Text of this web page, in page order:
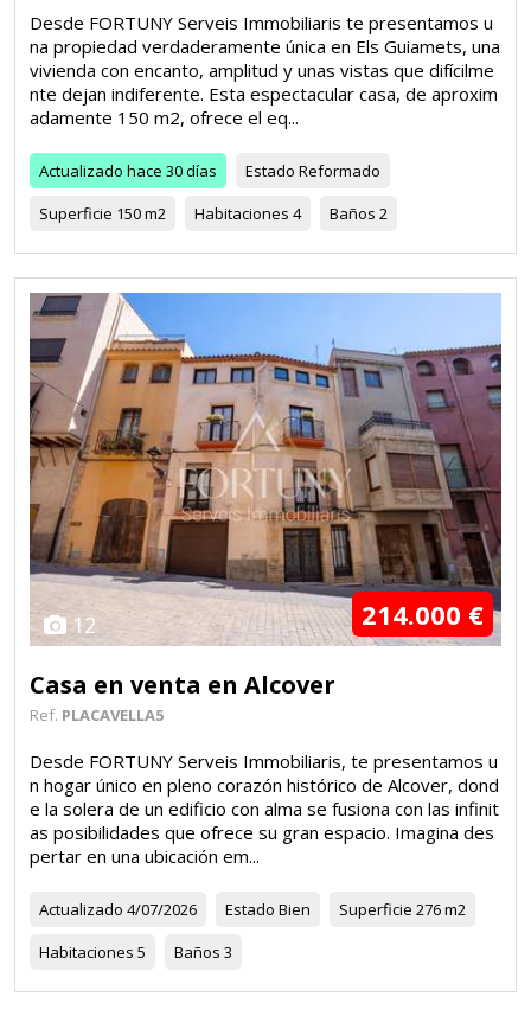
Desde FORTUNY Serveis Immobiliaris te presentamos u
na propiedad verdaderamente única en Els Guiamets, una
vivienda con encanto, amplitud y unas vistas que difícilme
nte dejan indiferente. Esta espectacular casa, de aproxim
adamente 150 m2, ofrece el eq...
Actualizado hace 30 días Estado Reformado
Superficie 150 m2 Habitaciones 4 Baños 2
12 214.000 €
Casa en venta en Alcover
Ref. PLACAVELLA5
Desde FORTUNY Serveis Immobiliaris, te presentamos u
n hogar único en pleno corazón histórico de Alcover, dond
e la solera de un edificio con alma se fusiona con las infinit
as posibilidades que ofrece su gran espacio. Imagina des
pertar en una ubicación em...
Actualizado 4/07/2026 Estado Bien Superficie 276 m2
Habitaciones 5 Baños 3